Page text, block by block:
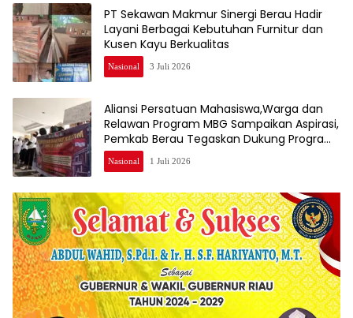
PT Sekawan Makmur Sinergi Berau Hadir
Layani Berbagai Kebutuhan Furnitur dan
Kusen Kayu Berkualitas
Nasional 3 Juli 2026
Aliansi Persatuan Mahasiswa,Warga dan
Relawan Program MBG Sampaikan Aspirasi,
Pemkab Berau Tegaskan Dukung Program
Nasional
Nasional 1 Juli 2026